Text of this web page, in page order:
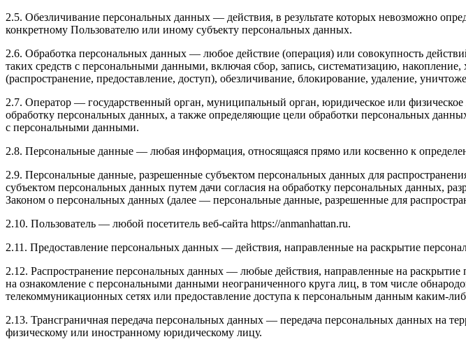
2.5. Обезличивание персональных данных — действия, в результате которых невозможно
конкретному Пользователю или иному субъекту персональных данных.
2.6. Обработка персональных данных — любое действие (операция) или совокупность
таких средств с персональными данными, включая сбор, запись, систематизацию,
(распространение, предоставление, доступ), обезличивание, блокирование, удаление,
2.7. Оператор — государственный орган, муниципальный орган, юридическое или
обработку персональных данных, а также определяющие цели обработки персональных
с персональными данными.
2.8. Персональные данные — любая информация, относящаяся прямо или косвенно к
2.9. Персональные данные, разрешенные субъектом персональных данных для
субъектом персональных данных путем дачи согласия на обработку персональных данных,
Законом о персональных данных (далее — персональные данные, разрешенные для
2.10. Пользователь — любой посетитель веб-сайта https://anmanhattan.ru.
2.11. Предоставление персональных данных — действия, направленные на раскрытие
2.12. Распространение персональных данных — любые действия, направленные на
на ознакомление с персональными данными неограниченного круга лиц, в том числе
телекоммуникационных сетях или предоставление доступа к персональным данным каким-
2.13. Трансграничная передача персональных данных — передача персональных данных на
физическому или иностранному юридическому лицу.